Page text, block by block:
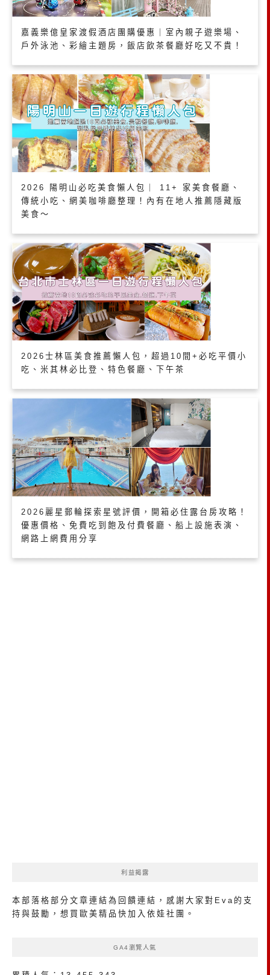
嘉義樂億皇家渡假酒店團購優惠｜室內親子遊樂場、
戶外泳池、彩繪主題房，飯店飲茶餐廳好吃又不貴！
2026 陽明山必吃美食懶人包｜ 11+ 家美食餐廳、
傳統小吃、網美咖啡廳整理！內有在地人推薦隱藏版
美食～
2026士林區美食推薦懶人包，超過10間+必吃平價小
吃、米其林必比登、特色餐廳、下午茶
2026麗星郵輪探索星號評價，開箱必住露台房攻略！
優惠價格、免費吃到飽及付費餐廳、船上設施表演、
網路上網費用分享
利益揭露
本部落格部分文章連結為回饋連結，感謝大家對Eva的支
持與鼓勵，想買歐美精品 快加入依娃社團 。
GA4瀏覽人氣